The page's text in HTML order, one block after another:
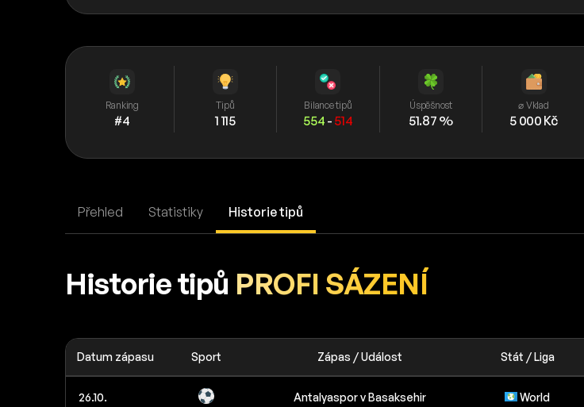
Ranking
#4
Tipů
1 115
Bilance tipů
554 - 514
Úspěšnost
51.87 %
⌀ Vklad
5 000 Kč
Přehled Statistiky Historie tipů
Historie tipů PROFI SÁZENÍ
Datum zápasu Sport Zápas / Událost Stát / Liga
26.10. Antalyaspor v Basaksehir World